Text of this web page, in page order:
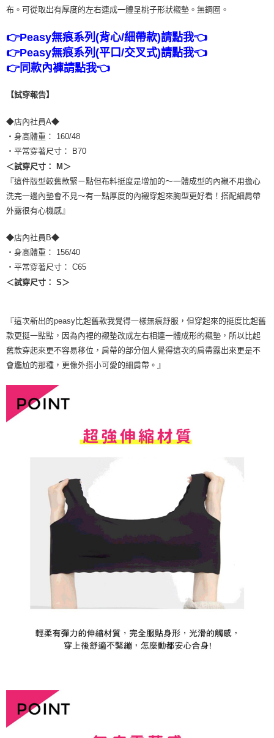
布。可從取出有厚度的左右連成一體呈桃子形狀襯墊。無鋼圈。
👉Peasy無痕系列(背心/細帶款)請點我👈
👉Peasy無痕系列(平口/交叉式)請點我👈
👉同款內褲請點我👈
【試穿報告】
◆店內社員A◆
・身高體重： 160/48
・平常穿著尺寸： B70
＜試穿尺寸： M＞
『這件版型較舊款緊ㄧ點但布料挺度是增加的～一體成型的內襯不用擔心
洗完一邊內墊會不見～有一點厚度的內襯穿起來胸型更好看！搭配細肩帶
外露很有心機感』
◆店內社員B◆
・身高體重： 156/40
・平常穿著尺寸： C65
＜試穿尺寸： S＞
『這次新出的peasy比起舊款我覺得一樣無痕舒服，但穿起來的挺度比起舊
款更挺一點點，因為內裡的襯墊改成左右相連一體成形的襯墊，所以比起
舊款穿起來更不容易移位，肩帶的部分個人覺得這次的肩帶露出來更是不
會尷尬的那種，更像外搭小可愛的細肩帶。』